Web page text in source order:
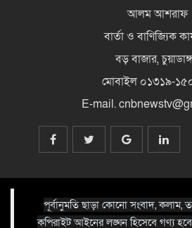
আলম আশরাফ
বার্তা ও বাণিজ্যিক
বড় বাজার,
মোবাইল ০১৩১৯-
E-mail.
পূর্বানুমতি ছাড়া কোনো সংবাদ, কলাম,
কপিরাইট আইনের লঙ্ঘন হিসেবে গণ্য হবে